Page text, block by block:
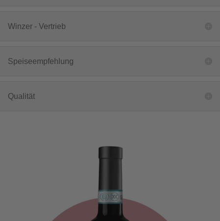
Winzer - Vertrieb
Speiseempfehlung
Qualität